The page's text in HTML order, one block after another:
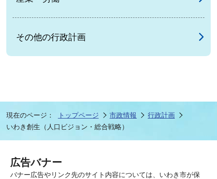
その他の行政計画
現在のページ： トップページ 市政情報
行政計画
いわき創生（人口ビジョン・総合戦略）
広告バナー
バナー広告やリンク先のサイト内容については、いわき市が保